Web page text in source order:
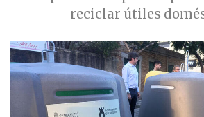
reciclar útiles